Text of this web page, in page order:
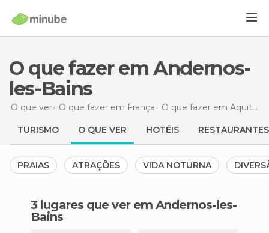
O que fazer em Andernos-
les-Bains
O que ver O que fazer em França O que fazer em Aquitânia
TURISMO O QUE VER HOTÉIS RESTAURANTES
PRAIAS ATRAÇÕES VIDA NOTURNA
3 lugares que ver em Andernos-les-
Bains